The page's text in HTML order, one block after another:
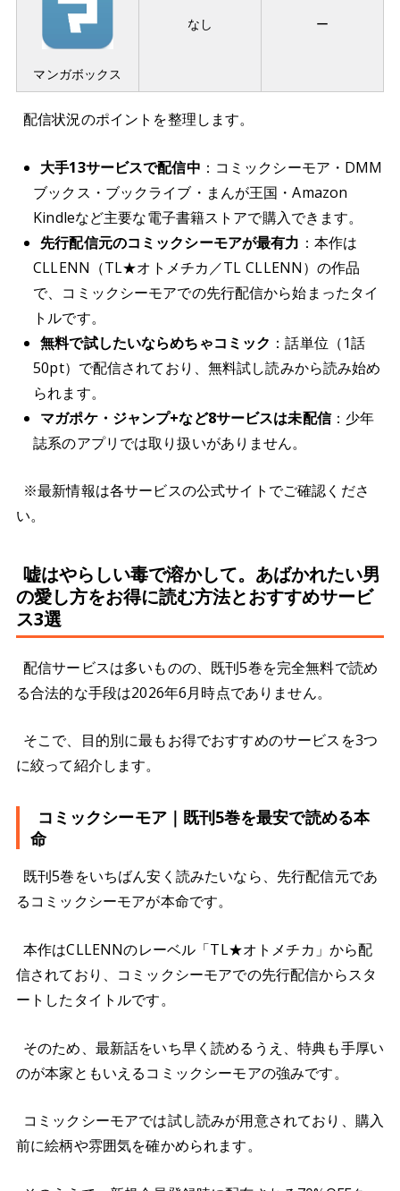
マンガボックス
なし ー
配信状況のポイントを整理します。
大手13サービスで配信中 ：コミックシーモア・DMM
ブックス・ブックライブ・まんが王国・Amazon
Kindleなど主要な電子書籍ストアで購入できます。
先行配信元のコミックシーモアが最有力 ：本作は
CLLENN（TL★オトメチカ／TL CLLENN）の作品
で、コミックシーモアでの先行配信から始まったタイ
トルです。
無料で試したいならめちゃコミック ：話単位（1話
50pt）で配信されており、無料試し読みから読み始め
られます。
マガポケ・ジャンプ+など8サービスは未配信：少年
誌系のアプリでは取り扱いがありません。
※最新情報は各サービスの公式サイトでご確認くださ
い。
嘘はやらしい毒で溶かして。あばかれたい男
の愛し方をお得に読む方法とおすすめサービ
ス3選
配信サービスは多いものの、既刊5巻を完全無料で読め
る合法的な手段は2026年6月時点でありません。
そこで、目的別に最もお得でおすすめのサービスを3つ
に絞って紹介します。
コミックシーモア｜既刊5巻を最安で読める本
命
既刊5巻をいちばん安く読みたいなら、先行配信元であ
るコミックシーモアが本命です。
本作はCLLENNのレーベル「TL★オトメチカ」から配
信されており、コミックシーモアでの先行配信からスタ
ートしたタイトルです。
そのため、最新話をいち早く読めるうえ、特典も手厚い
のが本家ともいえるコミックシーモアの強みです。
コミックシーモアでは試し読みが用意されており、購入
前に絵柄や雰囲気を確かめられます。